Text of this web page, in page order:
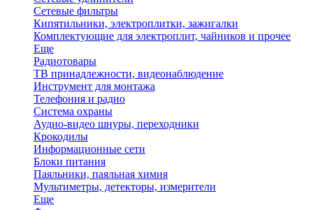
Сетевые фильтры
Кипятильники, электроплитки, зажигалки
Комплектующие для электроплит, чайников и прочее
Еще
Радиотовары
ТВ принадлежности, видеонаблюдение
Инструмент для монтажа
Телефония и радио
Система охраны
Аудио-видео шнуры, переходники
Крокодилы
Информационные сети
Блоки питания
Паяльники, паяльная химия
Мультиметры, детекторы, измерители
Еще